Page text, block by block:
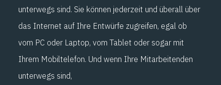
unterwegs sind. Sie können jederzeit und überall über
das Internet auf Ihre Entwürfe zugreifen, egal ob
vom PC oder Laptop, vom Tablet oder sogar mit
Ihrem Mobiltelefon. Und wenn Ihre Mitarbeitenden
unterwegs sind,